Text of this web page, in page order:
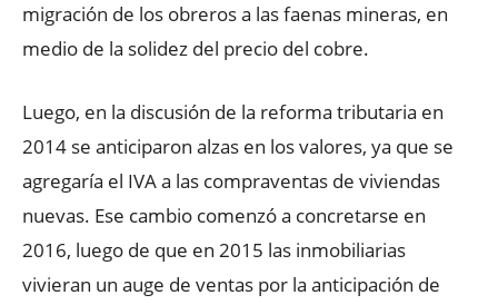
migración de los obreros a las faenas mineras, en
medio de la solidez del precio del cobre.
Luego, en la discusión de la reforma tributaria en
2014 se anticiparon alzas en los valores, ya que se
agregaría el IVA a las compraventas de viviendas
nuevas. Ese cambio comenzó a concretarse en
2016, luego de que en 2015 las inmobiliarias
vivieran un auge de ventas por la anticipación de